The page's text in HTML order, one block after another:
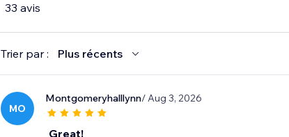
33 avis
Trier par : Plus récents
MO
Montgomeryhalllynn/ Aug 3, 2026
Great!